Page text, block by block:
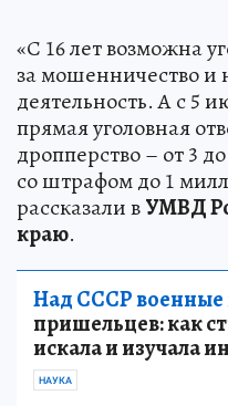
«С 16 лет возможна
за мошенничество и
деятельность. А с 5
прямая уголовная
дропперство – от 3
со штрафом до 1
рассказали вУМВД
краю.
Над СССР военные
пришельцев: как
искала и изучала
НАУКА